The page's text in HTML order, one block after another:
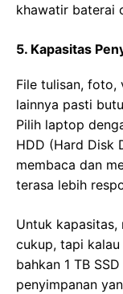
khawatir baterai
5. Kapasitas
File tulisan, foto,
lainnya pasti
Pilih laptop
HDD (Hard Disk
membaca dan
terasa lebih
Untuk kapasitas,
cukup, tapi
bahkan 1 TB
penyimpanan